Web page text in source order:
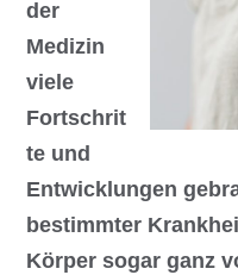
der
Medizin
viele
Fortschrit
te und
Entwicklungen
bestimmter
Körper sogar ganz